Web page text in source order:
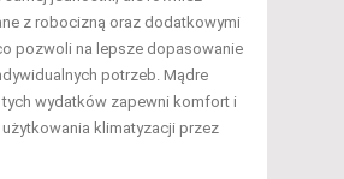
z robocizną oraz dodatkowymi
pozwoli na lepsze dopasowanie
potrzeb. Mądre
wydatków zapewni komfort i
klimatyzacji przez